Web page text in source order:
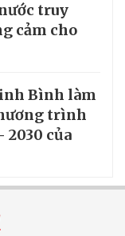
truy
cảm cho
Bình làm
trình
2030 của